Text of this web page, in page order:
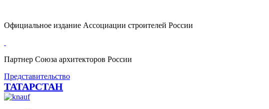
Официальное издание Ассоциации строителей России
Партнер Союза архитекторов России
Представительство
ТАТАРСТАН